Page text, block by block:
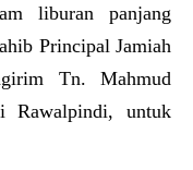
liburan panjang
Principal Jamiah
Tn. Mahmud
Rawalpindi, untuk